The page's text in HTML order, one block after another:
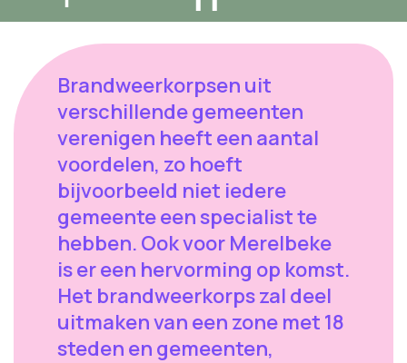
Brandweerkorpsen uit
verschillende gemeenten
verenigen heeft een aantal
voordelen, zo hoeft
bijvoorbeeld niet iedere
gemeente een specialist te
hebben. Ook voor Merelbeke
is er een hervorming op komst.
Het brandweerkorps zal deel
uitmaken van een zone met 18
steden en gemeenten,